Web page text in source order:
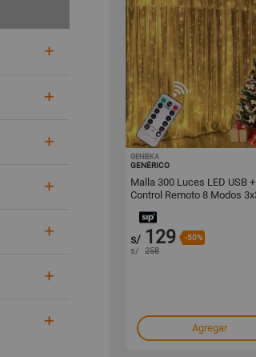
GENIEKA
GENÉRICO
Malla 300 Luces LED USB +
Control Remoto 8 Modos 3x3m
s/ 129 -50%
s/ 258
Agregar